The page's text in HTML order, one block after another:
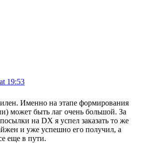
19:53
Именно на этапе формирования
может быть лаг очень большой. За
на DX я успел заказать то же
и уже успешно его получил, а
еще в пути.